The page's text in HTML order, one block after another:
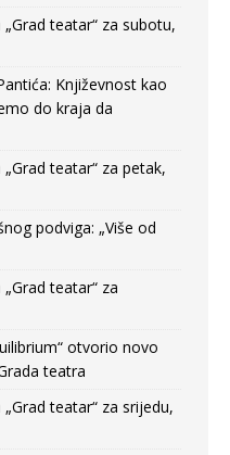
teatar“ za subotu,
Književnost kao
do kraja da
teatar“ za petak,
podviga: „Više od
teatar“ za
otvorio novo
teatra
teatar“ za srijedu,